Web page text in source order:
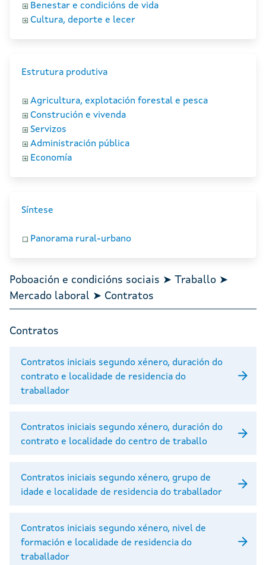
Benestar e condicións de vida
Cultura, deporte e lecer
Estrutura produtiva
Agricultura, explotación forestal e pesca
Construción e vivenda
Servizos
Administración pública
Economía
Síntese
Panorama rural-urbano
Poboación e condicións sociais ➤ Traballo ➤
Mercado laboral ➤ Contratos
Contratos
Contratos iniciais segundo xénero, duración do
contrato e localidade de residencia do
traballador
Contratos iniciais segundo xénero, duración do
contrato e localidade do centro de traballo
Contratos iniciais segundo xénero, grupo de
idade e localidade de residencia do traballador
Contratos iniciais segundo xénero, nivel de
formación e localidade de residencia do
traballador